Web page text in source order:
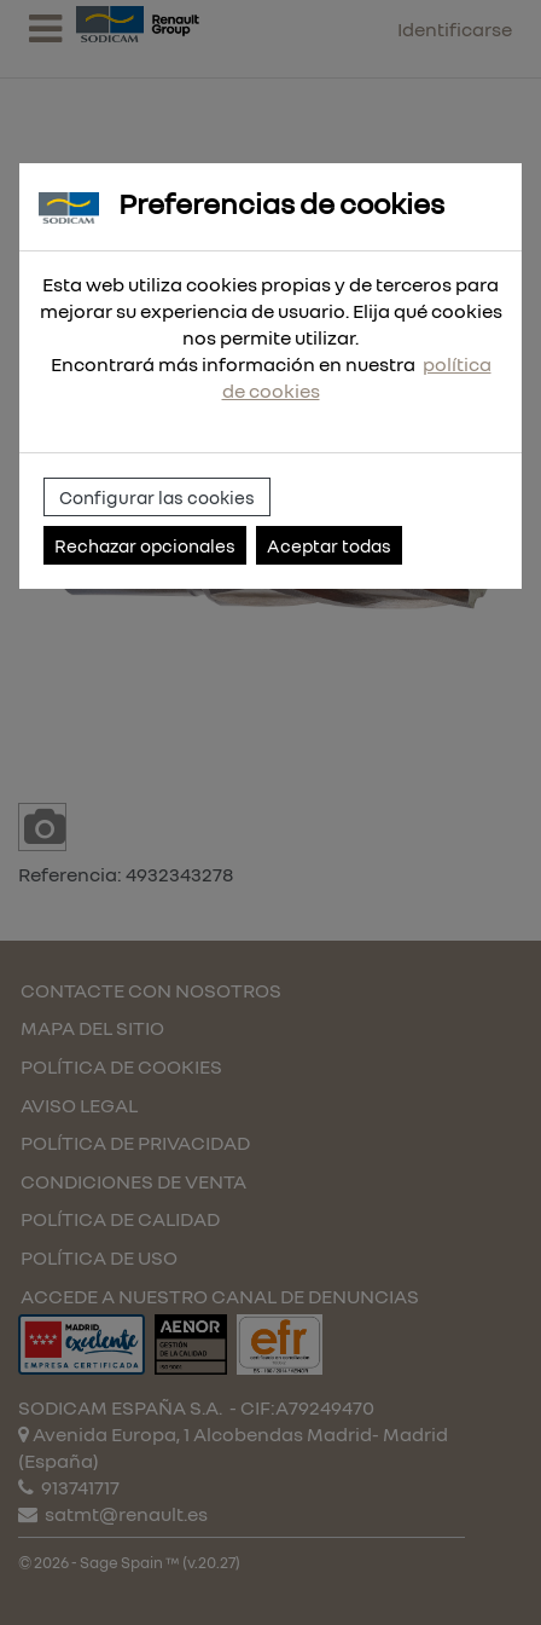
Identificarse
Fresa HSS - 22x30mm
Referencia: 4932343278
CONTACTE CON NOSOTROS
MAPA DEL SITIO
POLÍTICA DE COOKIES
AVISO LEGAL
POLÍTICA DE PRIVACIDAD
CONDICIONES DE VENTA
POLÍTICA DE CALIDAD
POLÍTICA DE USO
ACCEDE A NUESTRO CANAL DE DENUNCIAS
SODICAM ESPAÑA S.A. - CIF:A79249470
Avenida Europa, 1 Alcobendas Madrid- Madrid
(España)
913741717
satmt@renault.es
© 2026 - Sage Spain ™ (v.20.27)
Preferencias de cookies
Esta web utiliza cookies propias y de terceros para
mejorar su experiencia de usuario. Elija qué cookies
nos permite utilizar.
Encontrará más información en nuestra política
de cookies
Configurar las cookies
Rechazar opcionales Aceptar todas